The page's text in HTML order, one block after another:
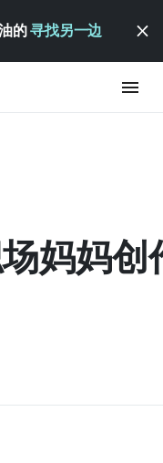
的寻找另一边
妈妈